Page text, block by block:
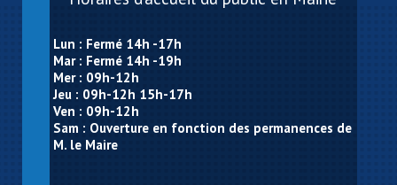
Lun : Fermé 14h -17h
Mar : Fermé 14h -19h
Mer : 09h-12h
Jeu : 09h-12h 15h-17h
Ven : 09h-12h
Sam : Ouverture en fonction des permanences de
M. le Maire